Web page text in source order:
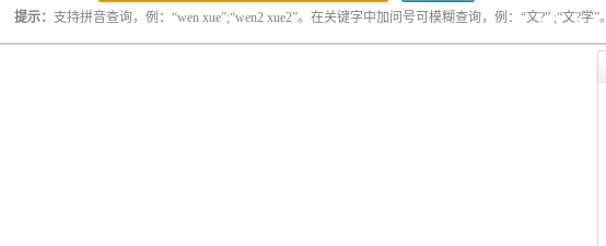
提示： 支持拼音查询，例：“wen xue”;“wen2 xue2”。在关键字中加问号可模糊查询，例：“文?” ;“文?学”。